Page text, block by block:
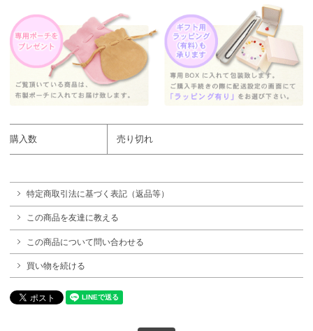
購入数 売り切れ
特定商取引法に基づく表記（返品等）
この商品を友達に教える
この商品について問い合わせる
買い物を続ける